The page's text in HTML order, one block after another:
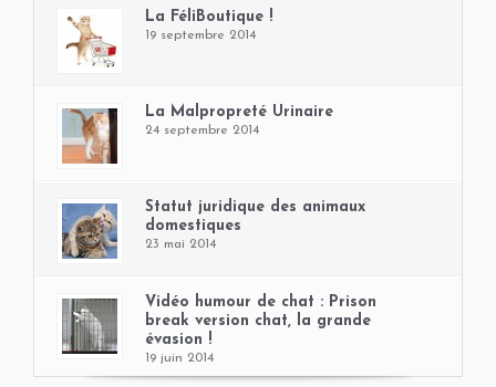
La FéliBoutique !
19 septembre 2014
La Malpropreté Urinaire
24 septembre 2014
Statut juridique des animaux
domestiques
23 mai 2014
Vidéo humour de chat : Prison
break version chat, la grande
évasion !
19 juin 2014